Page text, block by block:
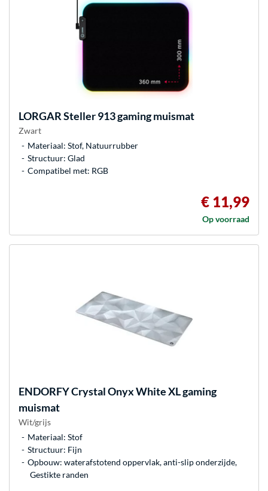
LORGARSteller 913 gaming muismat
Zwart
Materiaal: Stof, Natuurrubber
Structuur: Glad
Compatibel met: RGB
€ 11,99
Op voorraad
ENDORFYCrystal Onyx White XL gaming
muismat
Wit/grijs
Materiaal: Stof
Structuur: Fijn
Opbouw: waterafstotend oppervlak, anti-slip onderzijde,
Gestikte randen